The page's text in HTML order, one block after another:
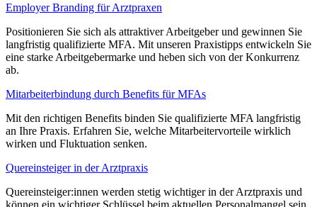
Employer Branding für Arztpraxen
Positionieren Sie sich als attraktiver Arbeitgeber und gewinnen Sie
langfristig qualifizierte MFA. Mit unseren Praxistipps entwickeln Sie
eine starke Arbeitgebermarke und heben sich von der Konkurrenz
ab.
Mitarbeiterbindung durch Benefits für MFAs
Mit den richtigen Benefits binden Sie qualifizierte MFA langfristig
an Ihre Praxis. Erfahren Sie, welche Mitarbeitervorteile wirklich
wirken und Fluktuation senken.
Quereinsteiger in der Arztpraxis
Quereinsteiger:innen werden stetig wichtiger in der Arztpraxis und
können ein wichtiger Schlüssel beim aktuellen Personalmangel sein.